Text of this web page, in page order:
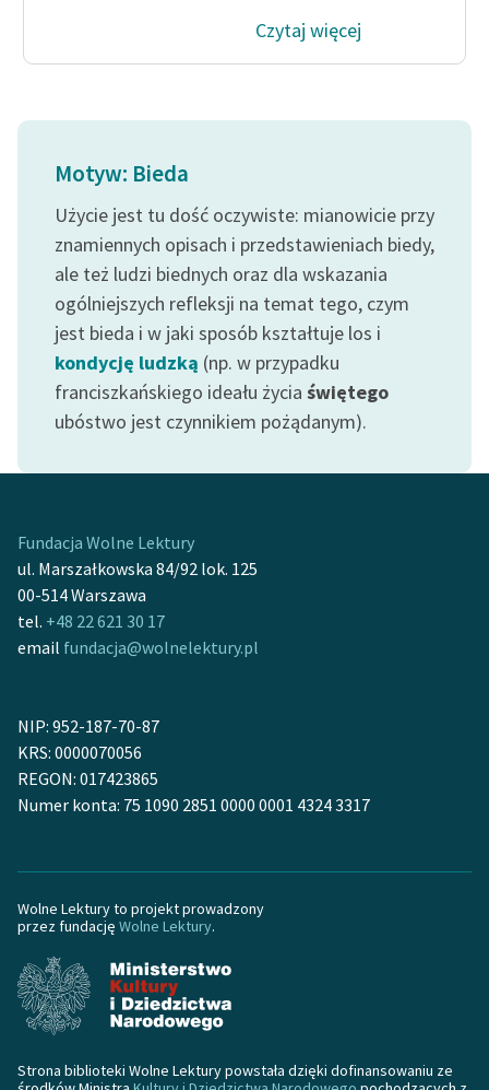
Feministyczne inspiracje.
feministycznej
Ręce pełne poezji
Kolekcje edukacyjne
twórców przechodzących
do domeny publicznej,
lektur szkolnych oraz
Starego Testamentu
Odkurzamy bohaterów
Szkoła Poezji Wolnych
O projekcie
Zespół
Wolnych Lektur
Logotypy
Materiały promocyjne
Regulamin biblioteki
sprawozdania finansowe
Regulamin darowizn
wrażliwych
Czytaj więcej
Motyw: Bieda
Użycie jest tu dość oczywiste: mianowicie przy
znamiennych opisach i przedstawieniach biedy,
ale też ludzi biednych oraz dla wskazania
ogólniejszych refleksji na temat tego, czym
jest bieda i w jaki sposób kształtuje los i
kondycję ludzką (np. w przypadku
franciszkańskiego ideału życia świętego
ubóstwo jest czynnikiem pożądanym).
Fundacja Wolne Lektury
ul. Marszałkowska 84/92 lok. 125
00-514 Warszawa
tel. +48 22 621 30 17
email fundacja@wolnelektury.pl
NIP: 952-187-70-87
KRS: 0000070056
REGON: 017423865
Numer konta: 75 1090 2851 0000 0001 4324 3317
Wolne Lektury to projekt prowadzony
przez fundację Wolne Lektury.
Strona biblioteki Wolne Lektury powstała dzięki dofinansowaniu ze